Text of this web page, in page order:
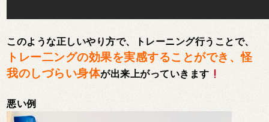
このような正しいやり方で、トレーニング行うことで、
トレー二ングの効果を実感することができ、怪
我のしづらい身体が出来上がっていきます
悪い例